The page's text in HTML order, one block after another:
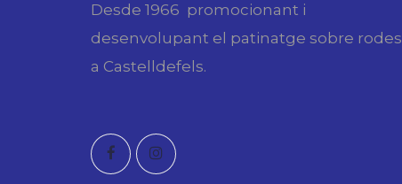
Desde 1966 promocionant i
desenvolupant el patinatge sobre rodes
a Castelldefels.